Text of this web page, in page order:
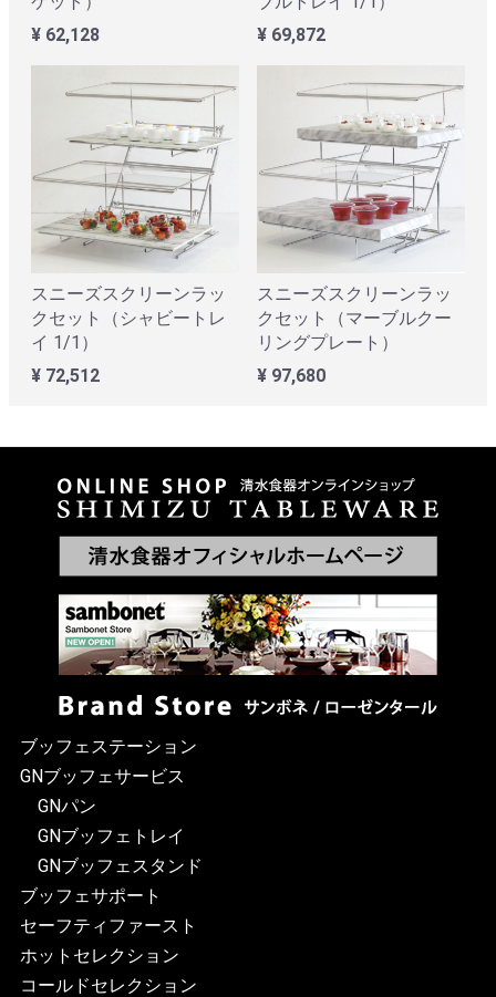
¥ 62,128
¥ 69,872
スニーズスクリーンラッ
クセット（シャビートレ
イ 1/1）
¥ 72,512
スニーズスクリーンラッ
クセット（マーブルクー
リングプレート）
¥ 97,680
ブッフェステーション
GNブッフェサービス
GNパン
GNブッフェトレイ
GNブッフェスタンド
ブッフェサポート
セーフティファースト
ホットセレクション
コールドセレクション